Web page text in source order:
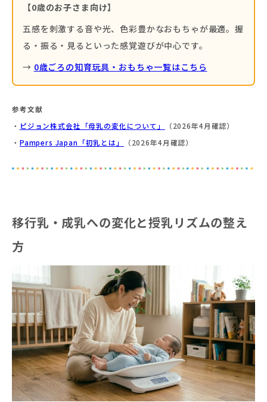
【0歳のお子さま向け】
五感を刺激する音や光、色彩豊かなおもちゃが最適。握
る・振る・見るといった感覚遊びが中心です。
→ 0歳ごろの知育玩具・おもちゃ一覧はこちら
参考文献
・ ピジョン株式会社「母乳の変化について」
（2026年4月確認）
・ Pampers Japan「初乳とは」 （2026年4月確認）
移行乳・成乳への変化と授乳リズムの整え
方